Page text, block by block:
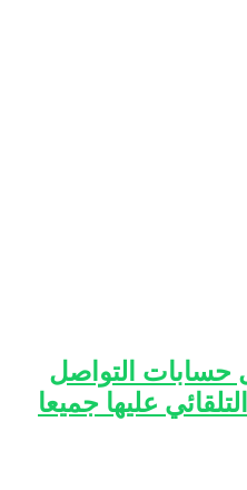
حسابات التواصل
عليها جميعا